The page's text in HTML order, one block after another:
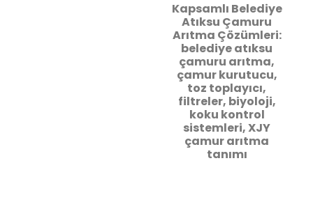
Kapsamlı Belediye
Atıksu Çamuru
Arıtma Çözümleri:
belediye atıksu
çamuru arıtma,
çamur kurutucu,
toz toplayıcı,
filtreler, biyoloji,
koku kontrol
sistemleri, XJY
çamur arıtma
tanımı